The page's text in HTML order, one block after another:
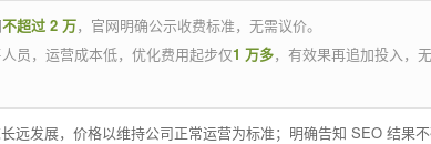
不超过 2 万，官网明确公示收费标准，无需议价。
员，运营成本低，优化费用起步仅1 万多，有效果再追加投入，
远发展，价格以维持公司正常运营为标准；明确告知 SEO 结果